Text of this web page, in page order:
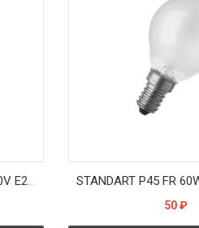
ORBIS CLASSIC A CL 40W 230V E27 415 lm d55x105 - лампа
50 ₽